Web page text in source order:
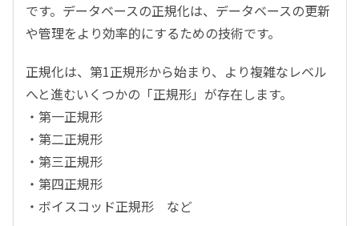
です。データベースの正規化は、データベースの更新
や管理をより効率的にするための技術です。
正規化は、第1正規形から始まり、より複雑なレベル
へと進むいくつかの「正規形」が存在します。
・第一正規形
・第二正規形
・第三正規形
・第四正規形
・ボイスコッド正規形 など